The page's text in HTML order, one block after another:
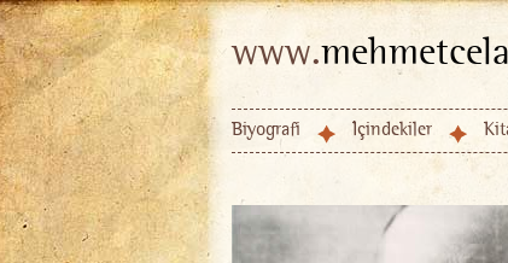
www.
Biyografi İçindekiler